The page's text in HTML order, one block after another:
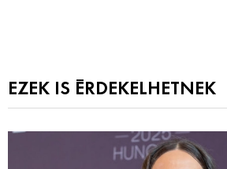
EZEK IS ÉRDEKELHETNEK